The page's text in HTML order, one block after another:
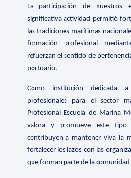
La participación de nuestros
significativa actividad permitió
las tradiciones marítimas
formación profesional
refuerzan el sentido de
portuario.
Como institución dedicada
profesionales para el sector
Profesional Escuela de Marina
valora y promueve este tipo
contribuyen a mantener viva la
fortalecer los lazos con las
que forman parte de la